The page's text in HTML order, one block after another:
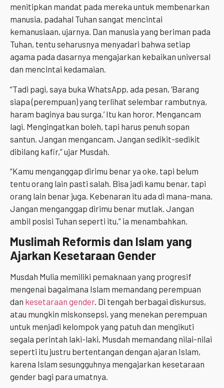
menitipkan mandat pada mereka untuk membenarkan
manusia, padahal Tuhan sangat mencintai
kemanusiaan, ujarnya. Dan manusia yang beriman pada
Tuhan, tentu seharusnya menyadari bahwa setiap
agama pada dasarnya mengajarkan kebaikan universal
dan mencintai kedamaian.
“Tadi pagi, saya buka WhatsApp, ada pesan, ‘Barang
siapa (perempuan) yang terlihat selembar rambutnya,
haram baginya bau surga.’ Itu kan horor. Mengancam
lagi. Mengingatkan boleh, tapi harus penuh sopan
santun. Jangan mengancam. Jangan sedikit-sedikit
dibilang kafir,” ujar Musdah.
“Kamu menganggap dirimu benar ya oke, tapi belum
tentu orang lain pasti salah. Bisa jadi kamu benar, tapi
orang lain benar juga. Kebenaran itu ada di mana-mana.
Jangan menganggap dirimu benar mutlak. Jangan
ambil posisi Tuhan seperti itu,” ia menambahkan.
Muslimah Reformis dan Islam yang
Ajarkan Kesetaraan Gender
Musdah Mulia memiliki pemaknaan yang progresif
mengenai bagaimana Islam memandang perempuan
dan kesetaraan gender. Di tengah berbagai diskursus,
atau mungkin miskonsepsi, yang menekan perempuan
untuk menjadi kelompok yang patuh dan mengikuti
segala perintah laki-laki, Musdah memandang nilai-nilai
seperti itu justru bertentangan dengan ajaran Islam,
karena Islam sesungguhnya mengajarkan kesetaraan
gender bagi para umatnya.